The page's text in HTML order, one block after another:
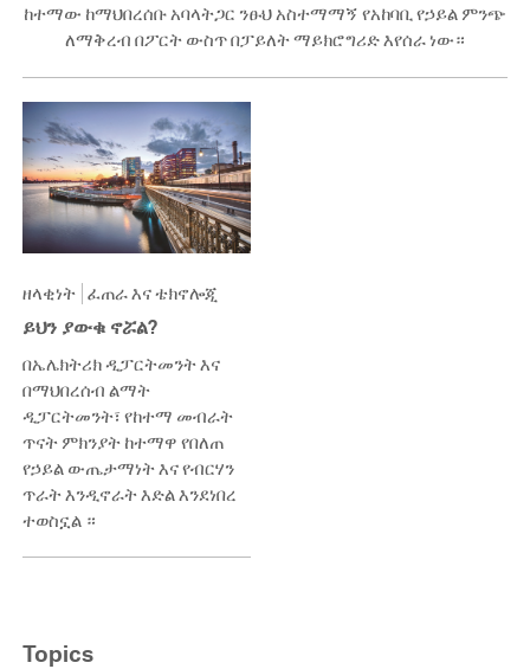
ከተማው ከማህበረሰቡ አባላትጋር ንፁህ አስተማማኝ የአከባቢ የኃይል ምንጭ
ለማቅረብ በፖርት ውስጥ በፓይለት ማይክሮግሪድ እየሰራ ነው።
ዘላቂነት ፈጠራ እና ቴክኖሎጂ
ይህን ያውቁ ኖሯል?
በኤሌክትሪክ ዲፓርትመንት እና
በማህበረሰብ ልማት
ዲፓርትመንት፣ የከተማ መብራት
ጥናት ምክንያት ከተማዋ የበለጠ
የኃይል ውጤታማነት እና የብርሃን
ጥራት እንዲኖራት እድል እንደነበረ
ተወስኗል ።
Topics